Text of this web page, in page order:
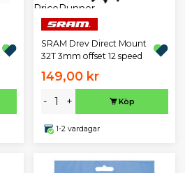
SRAM Drev Direct Mount
32T 3mm offset 12 speed
149,00 kr
- + Köp
1-2 vardagar